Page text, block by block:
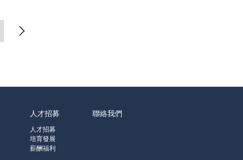
人才招募
人才招募
培育發展
薪酬福利
聯絡我們